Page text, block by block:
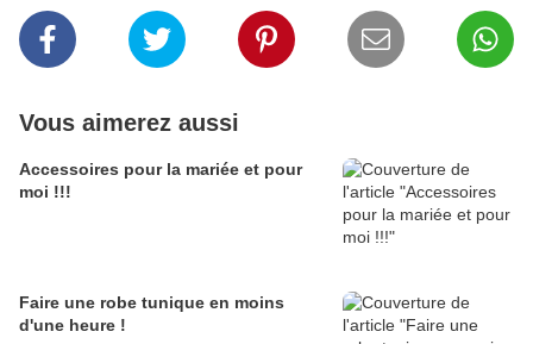
Vous aimerez aussi
Accessoires pour la mariée et pour
moi !!!
Faire une robe tunique en moins
d'une heure !